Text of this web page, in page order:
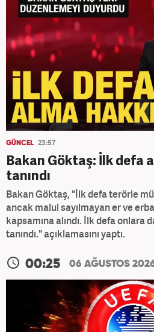
GÜNCEL 23:57
Bakan Göktaş: İlk defa
tanındı
Bakan Göktaş, "İlk defa terörle
ancak malul sayılmayan er ve
kapsamına alındı. İlk defa onlara
tanındı." açıklamasını yaptı.
00:25 06 AĞUSTOS